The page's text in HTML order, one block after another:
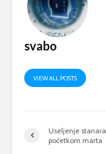
svabo
VIEW ALL POSTS
Useljenje stanara
početkom marta